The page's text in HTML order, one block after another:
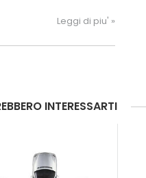
del modello.
Leggi di piu' »
INTERESSARTI